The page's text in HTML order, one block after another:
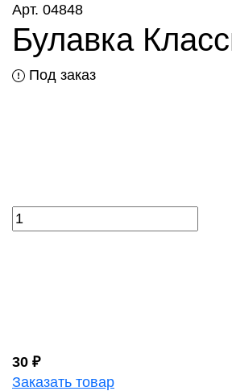
Арт. 04848
Булавка
Под заказ
30 ₽
Заказать товар